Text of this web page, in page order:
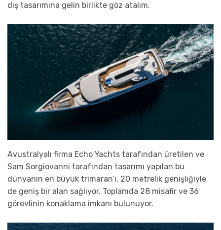
dış tasarımına gelin birlikte göz atalım.
Avustralyalı firma Echo Yachts tarafından üretilen ve
Sam Sorgiovanni tarafından tasarımı yapılan bu
dünyanın en büyük trimaran’ı, 20 metrelik genişliğiyle
de geniş bir alan sağlıyor. Toplamda 28 misafir ve 36
görevlinin konaklama imkanı bulunuyor.